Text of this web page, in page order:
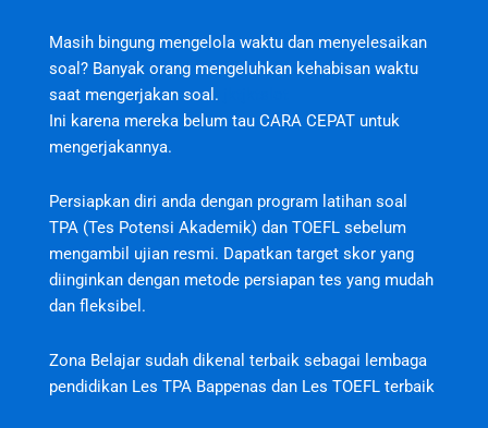
Masih bingung mengelola waktu dan menyelesaikan
soal? Banyak orang mengeluhkan kehabisan waktu
saat mengerjakan soal.
Ini karena mereka belum tau CARA CEPAT untuk
mengerjakannya.
Persiapkan diri anda dengan program latihan soal
TPA (Tes Potensi Akademik) dan TOEFL sebelum
mengambil ujian resmi. Dapatkan target skor yang
diinginkan dengan metode persiapan tes yang mudah
dan fleksibel.
Zona Belajar sudah dikenal terbaik sebagai lembaga
pendidikan Les TPA Bappenas dan Les TOEFL terbaik